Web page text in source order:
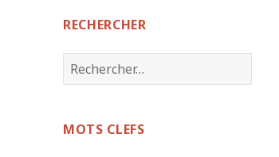
RECHERCHER
R
e
e
MOTS CLEFS